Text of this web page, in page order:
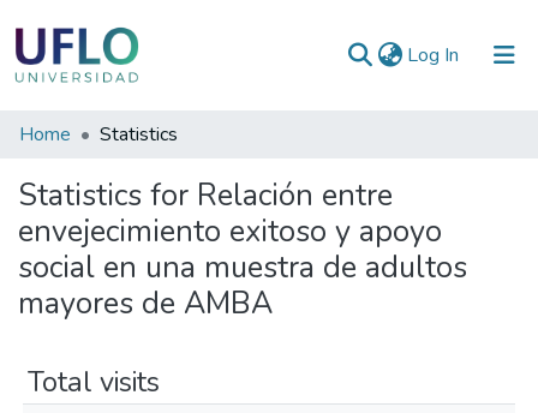
Log In (current)
Communities
Collections
All of RIUFLO
Home Statistics
Statistics for Relación entre
envejecimiento exitoso y apoyo
social en una muestra de adultos
mayores de AMBA
Total visits